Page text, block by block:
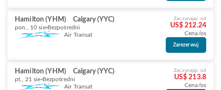
Hamilton (YHM) Calgary (YYC)
pon., 10 sie Bezpośredni
Air Transat
Zaczynając od
US$ 212.24
Cena/os
Zarezerwuj
Hamilton (YHM) Calgary (YYC)
pt., 21 sie Bezpośredni
Air Transat
Zaczynając od
US$ 213.8
Cena/os